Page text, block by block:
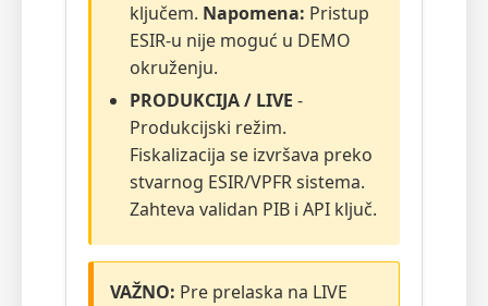
ključem. Napomena: Pristup
ESIR-u nije moguć u DEMO
okruženju.
PRODUKCIJA / LIVE -
Produkcijski režim.
Fiskalizacija se izvršava preko
stvarnog ESIR/VPFR sistema.
Zahteva validan PIB i API ključ.
VAŽNO: Pre prelaska na LIVE